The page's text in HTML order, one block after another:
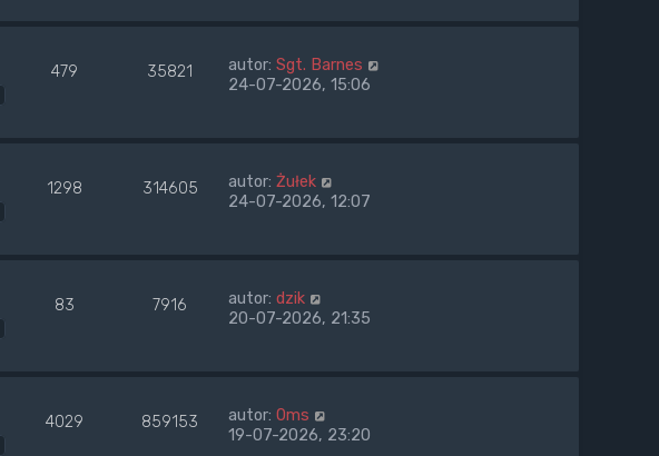
479 35821 autor: Sgt. Barnes
24-07-2026, 15:06
1298 314605 autor: Żułek
24-07-2026, 12:07
83 7916 autor: dzik
20-07-2026, 21:35
4029 859153 autor: 0ms
19-07-2026, 23:20